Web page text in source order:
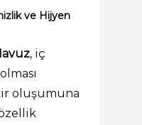
ve Hijyen
, iç
oluşumuna